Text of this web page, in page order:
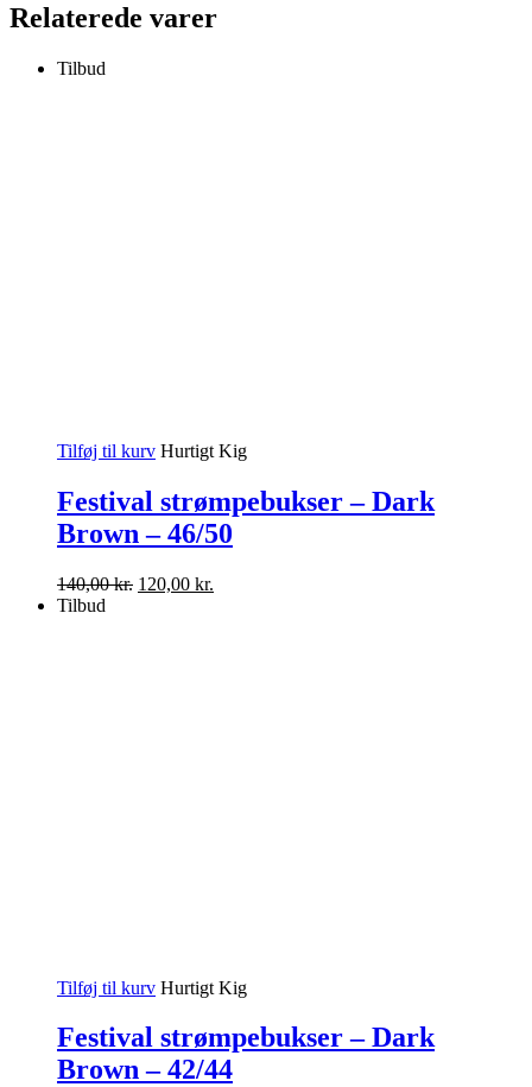
antal
Relaterede varer
Tilbud
Tilføj til kurv Hurtigt Kig
Festival strømpebukser – Dark
Brown – 46/50
140,00kr. Den
120,00 kr.
Tilbud
Tilføj til kurv Hurtigt Kig
Festival strømpebukser – Dark
Brown – 42/44